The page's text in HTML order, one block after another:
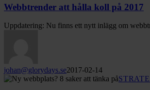
hålla
koll
på
2017
Webbtrender att hålla koll på 2017
Uppdatering: Nu finns ett nytt inlägg om
johan@glorydays.se2017-02-14
Dags